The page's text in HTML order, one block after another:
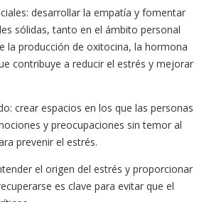
desarrollar la empatía y fomentar
sólidas, tanto en el ámbito personal
la producción de oxitocina, la hormona
contribuye a reducir el estrés y mejorar
crear espacios en los que las personas
y preocupaciones sin temor al
prevenir el estrés.
el origen del estrés y proporcionar
es clave para evitar que el